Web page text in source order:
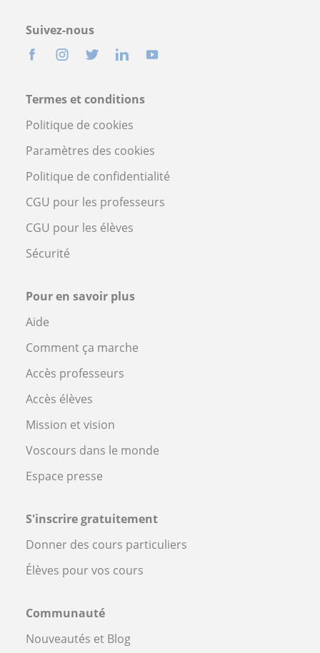
Suivez-nous
Termes et conditions
Politique de cookies
Paramètres des cookies
Politique de confidentialité
CGU pour les professeurs
CGU pour les élèves
Sécurité
Pour en savoir plus
Aide
Comment ça marche
Accès professeurs
Accès élèves
Mission et vision
Voscours dans le monde
Espace presse
S'inscrire gratuitement
Donner des cours particuliers
Élèves pour vos cours
Communauté
Nouveautés et Blog